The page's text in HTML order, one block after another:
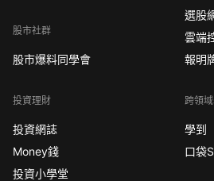
股市社群
股市爆料同學會
投資理財
投資網誌
Money錢
投資小學堂
選股
雲端
報明
跨領
學到
口袋